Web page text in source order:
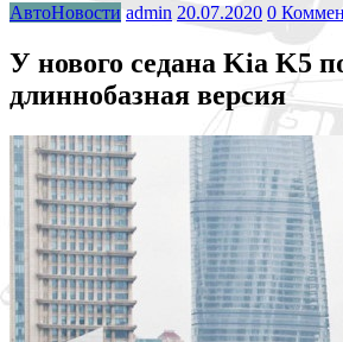
АвтоНовости admin 20.07.2020 0
У нового седана Kia K5
длиннобазная версия